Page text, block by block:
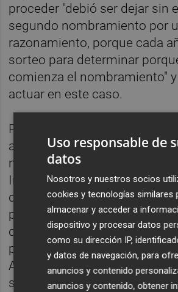
proceder "debió ser dejar sin
segundo nombramiento por
razonamiento, porque cada
sorteo para determinar
comienza el nombramiento"
actuar en este caso.
Posteriormente, el Decanato
aparece otro oficio referente
nombramiento de un Agente
Inmobiliaria (API), y que
designaciones anteriores,
presupone que debió ser
que debió acordar que para
prueba pericial, el experto
API". Al respecto, indica que
supuesto" la oficina de este
Uso responsable de
datos
Nosotros y nuestros socios
cookies y tecnologías similares
almacenar y acceder a
dispositivo y procesar datos
como su dirección IP,
y datos de navegación, para
anuncios y contenido
anuncios y contenido, obtener